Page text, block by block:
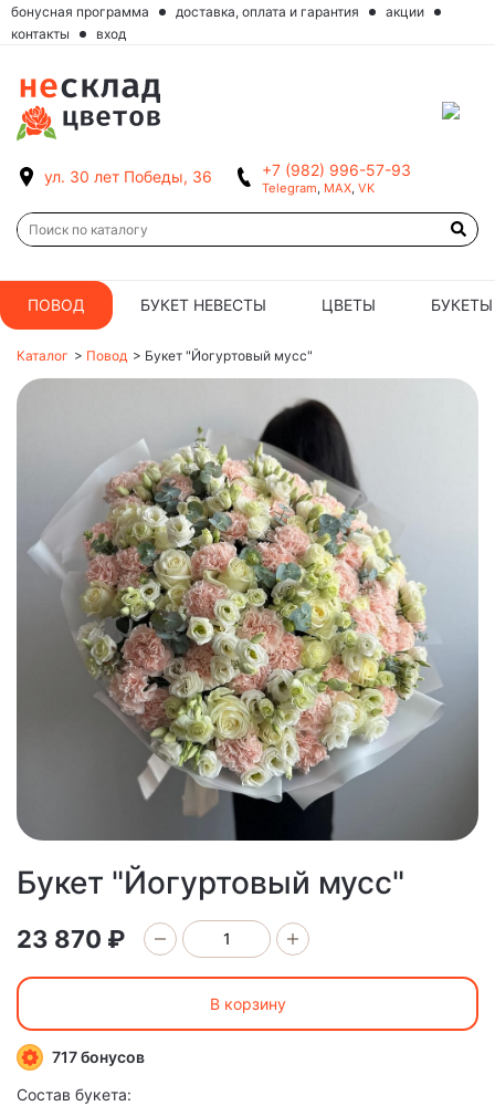
бонусная программа доставка, оплата и гарантия
акции
контакты
вход
ул. 30 лет Победы, 36 +7 (982) 996-57-93
Telegram, MAX, VK
ПОВОД БУКЕТ НЕВЕСТЫ ЦВЕТЫ БУКЕТЫ
Каталог > Повод > Букет "Йогуртовый мусс"
Букет "Йогуртовый мусс"
23 870 ₽
В корзину
717 бонусов
Состав букета: